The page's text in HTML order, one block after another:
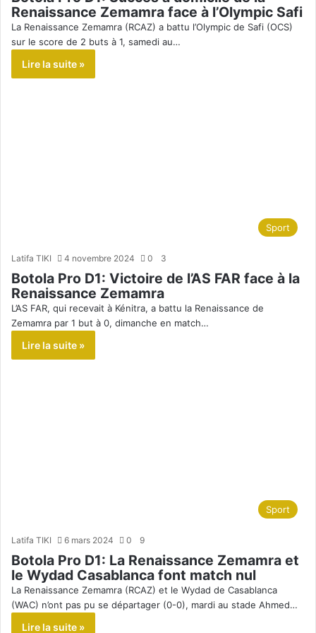
Renaissance Zemamra face à l’Olympic Safi
La Renaissance Zemamra (RCAZ) a battu l’Olympic de Safi (OCS)
sur le score de 2 buts à 1, samedi au…
Lire la suite »
Sport
Latifa TIKI 4 novembre 2024 0 3
Botola Pro D1: Victoire de l’AS FAR face à la
Renaissance Zemamra
L’AS FAR, qui recevait à Kénitra, a battu la Renaissance de
Zemamra par 1 but à 0, dimanche en match…
Lire la suite »
Sport
Latifa TIKI 6 mars 2024 0 9
Botola Pro D1: La Renaissance Zemamra et
le Wydad Casablanca font match nul
La Renaissance Zemamra (RCAZ) et le Wydad de Casablanca
(WAC) n’ont pas pu se départager (0-0), mardi au stade Ahmed…
Lire la suite »